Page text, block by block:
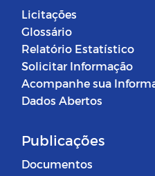
Licitações
Glossário
Relatório Estatístico
Solicitar Informação
Acompanhe sua
Dados Abertos
Publicações
Documentos